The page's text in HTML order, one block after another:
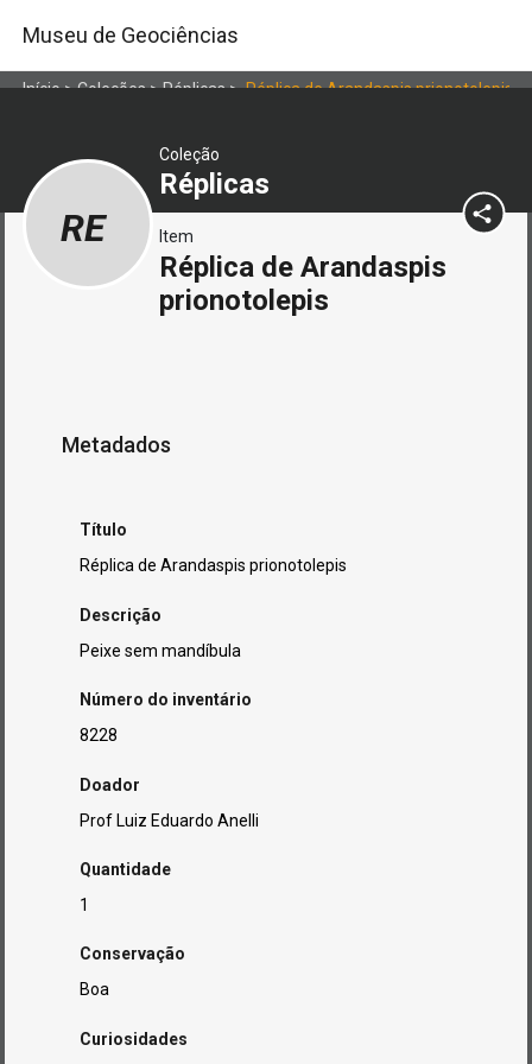
Museu de Geociências
Início>Coleções>Réplicas>Réplica de Arandaspis prionotolepis
Coleção
Réplicas
RE Item
Réplica de Arandaspis
prionotolepis
Metadados
Título
Réplica de Arandaspis prionotolepis
Descrição
Peixe sem mandíbula
Número do inventário
8228
Doador
Prof Luiz Eduardo Anelli
Quantidade
1
Conservação
Boa
Curiosidades